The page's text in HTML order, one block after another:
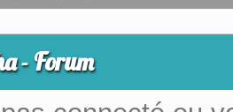
- Forum